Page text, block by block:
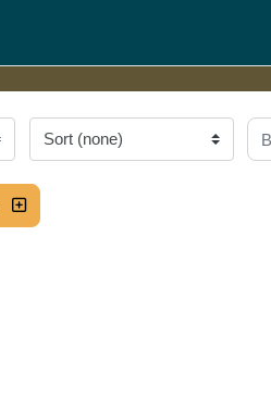
Sort (none)